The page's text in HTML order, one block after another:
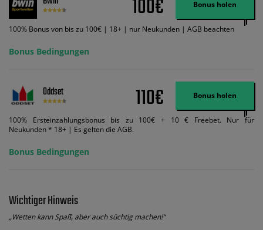
Code VIPANGEBOT kann während der Anmeldung benutzt werden, jedoch
ändert dies den Angebotsbetrag in keinster Weise.
100€ Bonus holen
100% Bonus von bis zu 100€ | 18+ | nur Neukunden | AGB beachten
Bonus Bedingungen
Oddset 110€ Bonus holen
100% Ersteinzahlungsbonus bis zu 100€ + 10 € Freebet. Nur für
Neukunden * 18+ | Es gelten die AGB.
Bonus Bedingungen
Wichtiger Hinweis
„Wetten kann Spaß, aber auch süchtig machen!“